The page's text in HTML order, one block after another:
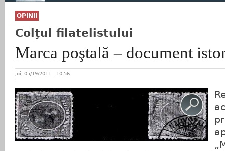
OPINII
Colţul filatelistului
Marca poştală – document
Joi, 05/19/2011 - 10:56